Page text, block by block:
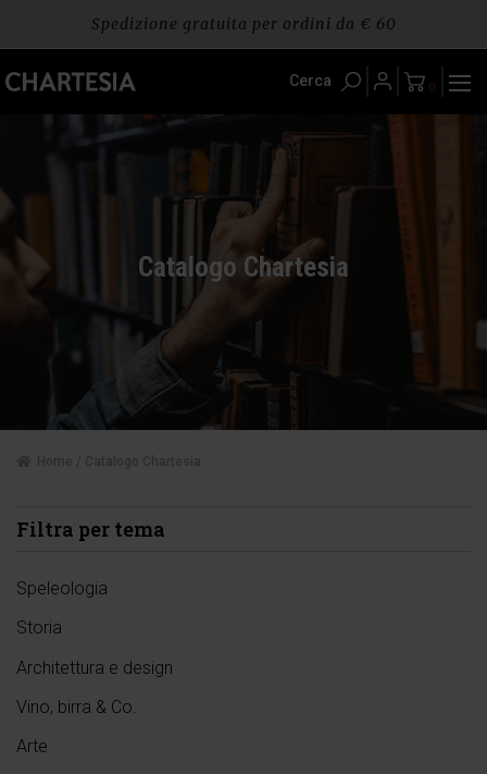
content
SCONTI FINO AL 40%! Approfittane ora!
Spedizione gratuita per ordini da € 60
Cerca 0
Catalogo Chartesia
Filtra per tema
Speleologia
Storia
Architettura e design
Vino, birra & Co.
Arte